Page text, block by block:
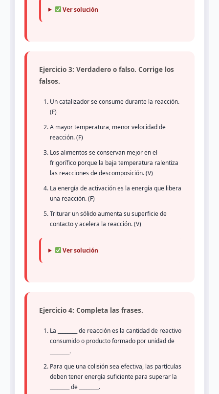
Ver solución
Ejercicio 3: Verdadero o falso. Corrige los
falsos.
Un catalizador se consume durante la reacción.
(F)
A mayor temperatura, menor velocidad de
reacción. (F)
Los alimentos se conservan mejor en el
frigorífico porque la baja temperatura ralentiza
las reacciones de descomposición. (V)
La energía de activación es la energía que libera
una reacción. (F)
Triturar un sólido aumenta su superficie de
contacto y acelera la reacción. (V)
Ver solución
Ejercicio 4: Completa las frases.
La ________ de reacción es la cantidad de reactivo
consumido o producto formado por unidad de
________.
Para que una colisión sea efectiva, las partículas
deben tener energía suficiente para superar la
________ de ________.